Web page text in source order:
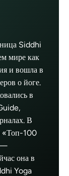
Siddhi
мире как
и вошла в
о йоге.
в
В
«Топ-100
—
она в
Yoga